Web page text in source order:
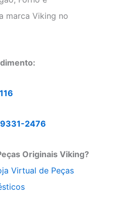
marca Viking no
2476
Originais Viking?
Virtual de Peças